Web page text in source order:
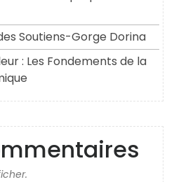
Soutiens-Gorge Dorina
: Les Fondements de la